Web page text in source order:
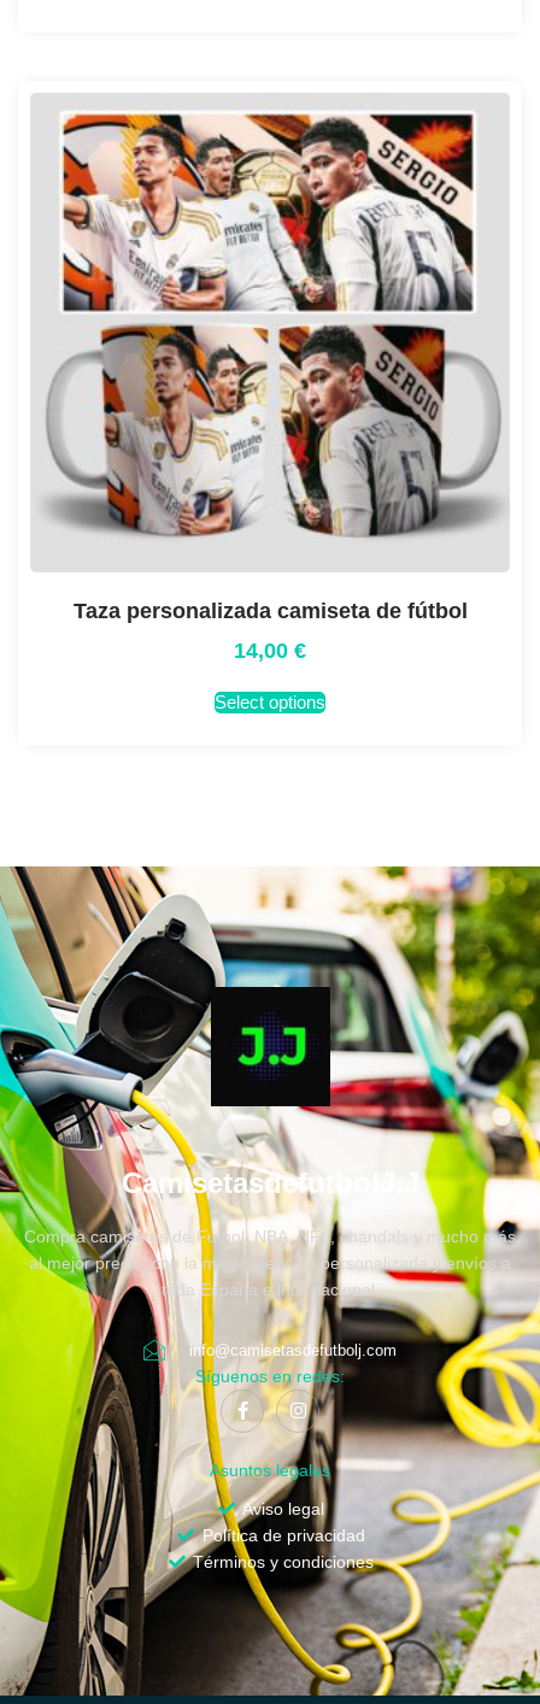
Taza personalizada camiseta de fútbol
14,00 €
Select options
CamisetasdefutbolJ.J
Compra camisetas de Fútbol, NBA, NFL, chandals y mucho más
al mejor precio, con la mejor atención personalizada y envíos a
toda España e internacional.
info@camisetasdefutbolj.com
Síguenos en redes:
Asuntos legales
Aviso legal
Política de privacidad
Términos y condiciones